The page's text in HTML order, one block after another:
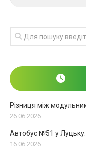
Різниця між
26.06.2026
Автобус №51 у Луцьку:
16.06.2026